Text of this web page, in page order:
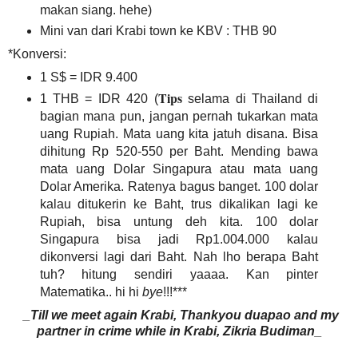
makan siang. hehe)
Mini van dari Krabi town ke KBV : THB 90
*Konversi:
1 S$ = IDR 9.400
1 THB = IDR 420 (Tipsselama di Thailand di
bagian mana pun, jangan pernah tukarkan mata
uang Rupiah. Mata uang kita jatuh disana. Bisa
dihitung Rp 520-550 per Baht. Mending bawa
mata uang Dolar Singapura atau mata uang
Dolar Amerika. Ratenya bagus banget. 100 dolar
kalau ditukerin ke Baht, trus dikalikan lagi ke
Rupiah, bisa untung deh kita. 100 dolar
Singapura bisa jadi Rp1.004.000 kalau
dikonversi lagi dari Baht. Nah lho berapa Baht
tuh? hitung sendiri yaaaa. Kan pinter
Matematika.. hi hi bye!!!***
_Till we meet again Krabi, Thankyou duapao and my
partner in crime while in Krabi, Zikria Budiman_